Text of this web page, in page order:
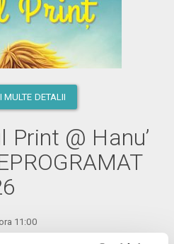
MULTE DETALII
@ Hanu’
11:00